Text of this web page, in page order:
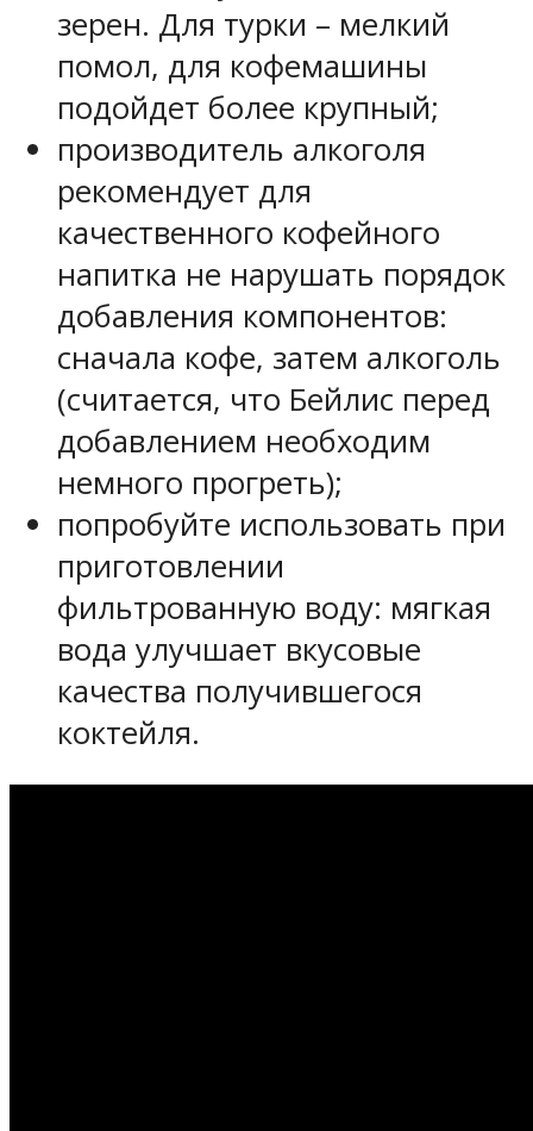
зерен. Для турки – мелкий
помол, для кофемашины
подойдет более крупный;
производитель алкоголя
рекомендует для
качественного кофейного
напитка не нарушать порядок
добавления компонентов:
сначала кофе, затем алкоголь
(считается, что Бейлис перед
добавлением необходим
немного прогреть);
попробуйте использовать при
приготовлении
фильтрованную воду: мягкая
вода улучшает вкусовые
качества получившегося
коктейля.